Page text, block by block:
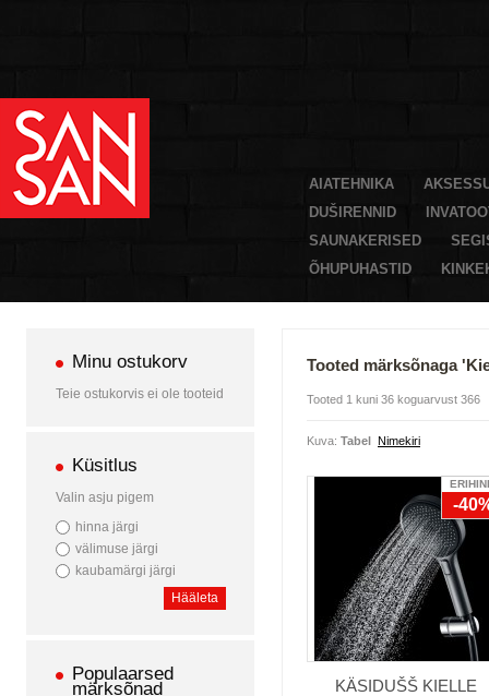
AIATEHNIKA
DUŠIRENNID
SAUNAKERISED
ÕHUPUHASTID
Tooted märksõnaga
Tooted 1 kuni 36 koguarvust 366
Kuva: Tabel Nimekiri
-
KÄSIDUŠŠ KIELLE
Minu ostukorv
Teie ostukorvis ei ole tooteid
Küsitlus
Valin asju pigem
hinna järgi
välimuse järgi
kaubamärgi järgi
Hääleta
Populaarsed
märksõnad